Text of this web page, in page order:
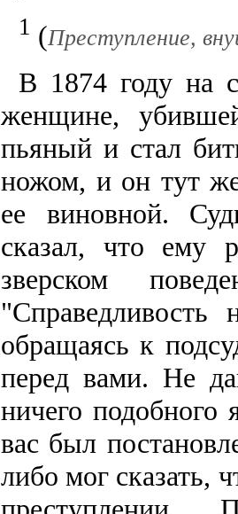
1 (Преступление,
В 1874 году на
женщине,
пьяный и стал
ножом, и он тут
ее виновной.
сказал, что ему
зверском
обращаясь к
перед вами. Не
ничего
вас был
либо мог сказать,